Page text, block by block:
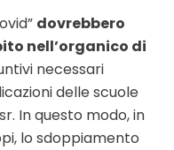
dovrebbero
nell’organico di
necessari
delle scuole
In questo modo, in
lo sdoppiamento